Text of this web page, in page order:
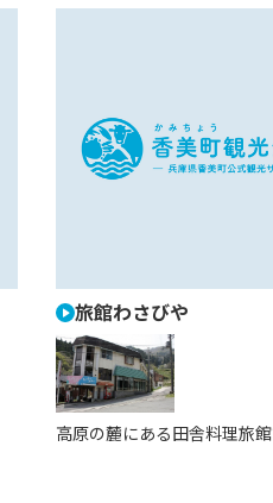
旅館わさびや
高原の麓にある田舎料理旅館